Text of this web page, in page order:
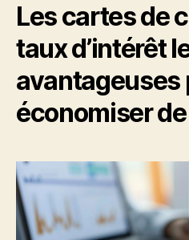
Les cartes de
taux d’intérêt
avantageuses
économiser de